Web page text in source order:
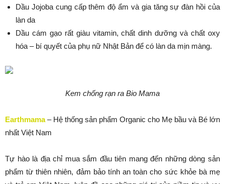
Dầu Jojoba cung cấp thêm độ ẩm và gia tăng sự đàn hồi của
làn da
Dầu cám gạo rất giàu vitamin, chất dinh dưỡng và chất oxy
hóa – bí quyết của phụ nữ Nhật Bản để có làn da mịn màng.
Kem chống rạn ra Bio Mama
Earthmama– Hệ thống sản phẩm Organic cho Mẹ bầu và Bé lớn
nhất Việt Nam
Tự hào là địa chỉ mua sắm đầu tiên mang đến những dòng sản
phẩm từ thiên nhiên, đảm bảo tính an toàn cho sức khỏe bà mẹ